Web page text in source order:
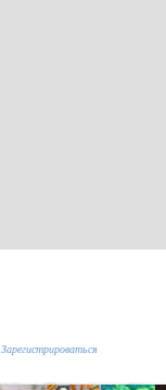
Зарегистрироваться